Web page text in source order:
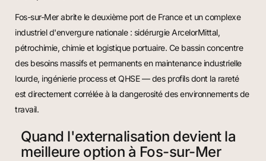
Fos-sur-Mer abrite le deuxième port de France et un complexe
industriel d'envergure nationale : sidérurgie ArcelorMittal,
pétrochimie, chimie et logistique portuaire. Ce bassin concentre
des besoins massifs et permanents en maintenance industrielle
lourde, ingénierie process et QHSE — des profils dont la rareté
est directement corrélée à la dangerosité des environnements de
travail.
Quand l'externalisation devient la
meilleure option à Fos-sur-Mer